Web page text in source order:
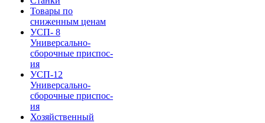
Товары по
сниженным ценам
УСП- 8
Универсально-
сборочные приспос-
ия
УСП-12
Универсально-
сборочные приспос-
ия
Хозяйственный